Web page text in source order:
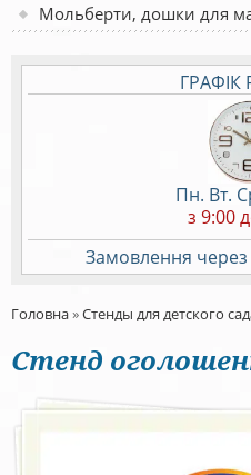
Мольберти, дошки для
Пн. Вт.
з 9:00
Замовлення
Головна»Стенды для детского
Стенд